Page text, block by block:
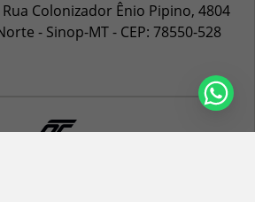
Rua Colonizador Ênio Pipino, 4804
- Sinop-MT- CEP: 78550-528